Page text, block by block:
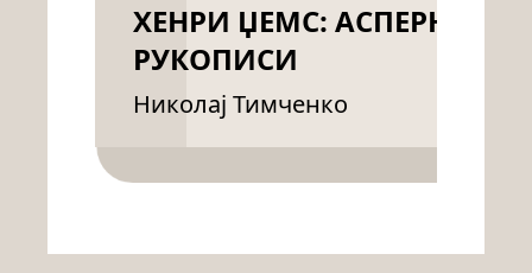
ХЕНРИ ЏЕМС: АСПЕРНОВИ
РУКОПИСИ
Николај Тимченко